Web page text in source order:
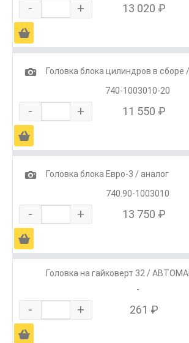
- + 13 020 ₽
Ä
1
Головка блока цилиндров в сборе
740-1003010-20
- + 11 550 ₽
Ä
1
Головка блока Евро-3 / аналог
740.90-1003010
- + 13 750 ₽
Ä
Головка на гайковерт 32 /
-
- + 261 ₽
Ä